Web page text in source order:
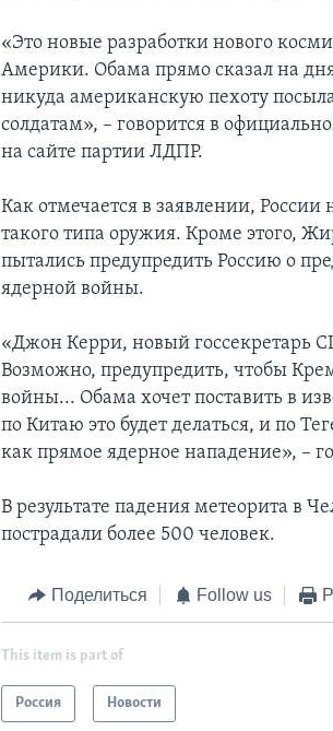
«Это новые разработки нового
Америки. Обама прямо сказал на
никуда американскую пехоту
солдатам», – говорится в
на сайте партии ЛДПР.
Как отмечается в заявлении,
такого типа оружия. Кроме этого,
пытались предупредить Россию о
ядерной войны.
«Джон Керри, новый госсекретарь
Возможно, предупредить, чтобы
войны... Обама хочет поставить в
по Китаю это будет делаться, и по
как прямое ядерное нападение», –
В результате падения метеорита в
пострадали более 500 человек.
Поделиться Follow us
This item is part of
Россия Новости